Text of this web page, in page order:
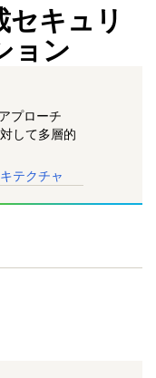
キュリ
ョン
プローチ
して多層的
テクチャ